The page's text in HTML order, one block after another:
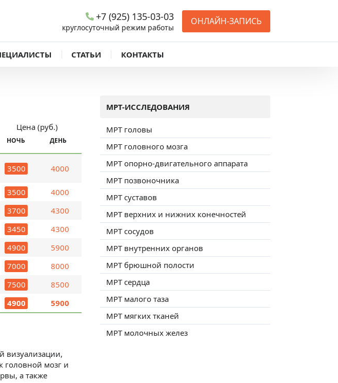
+7 (925) 135-03-03
круглосуточный режим работы
ОНЛАЙН-ЗАПИСЬ
СТАТЬИ КОНТАКТЫ
Цена (руб.)
НОЧЬ ДЕНЬ
3500 4000
3500
4000
3700
4300
3450
4300
4900
5900
7000
8000
7500
8500
4900 5900
визуализации,
головной мозг и
а также
МРТ-ИССЛЕДОВАНИЯ
МРТ головы
МРТ головного мозга
МРТ опорно-двигательного аппарата
МРТ позвоночника
МРТ суставов
МРТ верхних и нижних конечностей
МРТ сосудов
МРТ внутренних органов
МРТ брюшной полости
МРТ сердца
МРТ малого таза
МРТ мягких тканей
МРТ молочных желез